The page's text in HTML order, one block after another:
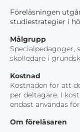
Föreläsningen
studiestrategier i
Målgrupp
Specialpedagoger,
skolledare i
Kostnad
Kostnaden för att
per deltagare. I
endast användas
Om föreläsaren